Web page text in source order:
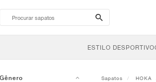
search-
btn
ESTILO DESPORTIVO
Gênero Sapatos HOKA